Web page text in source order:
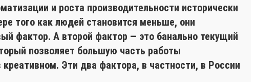
и роста производительности исторически
того как людей становится меньше, они
фактор. А второй фактор — это банально текущий
позволяет большую часть работы
Эти два фактора, в частности, в России